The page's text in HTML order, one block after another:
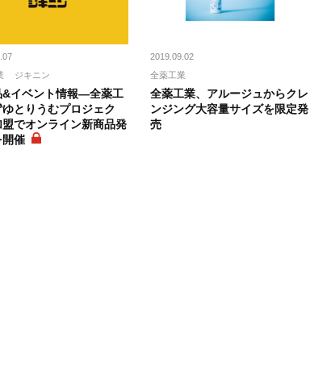
ジキニン
&イベント情報―全薬工
とりうむプロジェク
盟でオンライン新商品発
催
2019.09.02
全薬工業
全薬工業、アルージュからクレ
ンジング大容量サイズを限定発
売